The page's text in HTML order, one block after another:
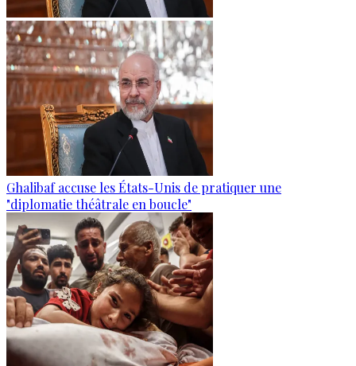
Ghalibaf accuse les États-Unis de pratiquer une
"diplomatie théâtrale en boucle"